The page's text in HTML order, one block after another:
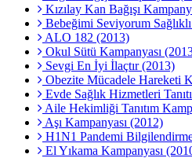
Kızılay Kan Bağışı
Bebeğimi Seviyorum
ALO 182 (2013)
Okul Sütü Kampanyası
Sevgi En İyi İlaçtır (2013)
Obezite Mücadele Hareketi
Evde Sağlık Hizmetleri
Aile Hekimliği Tanıtım
Aşı Kampanyası (2012)
H1N1 Pandemi
El Yıkama Kampanyası